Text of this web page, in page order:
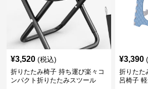
¥3,520 (税込)
折りたたみ椅子 持ち運び楽々コ
ンパクト折りたたみスツール
¥3,390
折りたた
呂椅子